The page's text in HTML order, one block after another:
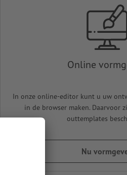
Online
In onze online-editor kunt u uw
in de browser maken. Daarvoor
outtemplates
Nu